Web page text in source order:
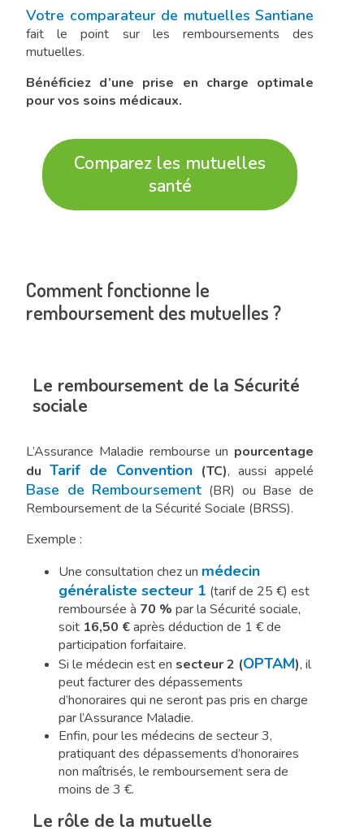
Votre comparateur de mutuelles Santiane
fait le point sur les remboursements des
mutuelles.
Bénéficiez d’une prise en charge optimale
pour vos soins médicaux.
Comparez les mutuelles
santé
Comment fonctionne le
remboursement des mutuelles ?
Le remboursement de la Sécurité
sociale
L’Assurance Maladie rembourse un pourcentage
du Tarif de Convention (TC), aussi appelé
Base de Remboursement (BR) ou Base de
Remboursement de la Sécurité Sociale (BRSS).
Exemple :
Une consultation chez un médecin
généraliste secteur 1 (tarif de 25 €) est
remboursée à 70 % par la Sécurité sociale,
soit 16,50 €après déduction de 1 € de
participation forfaitaire.
Si le médecin est en secteur 2 (OPTAM), il
peut facturer des dépassements
d’honoraires qui ne seront pas pris en charge
par l’Assurance Maladie.
Enfin, pour les médecins de secteur 3,
pratiquant des dépassements d’honoraires
non maîtrisés, le remboursement sera de
moins de 3 €.
Le rôle de la mutuelle